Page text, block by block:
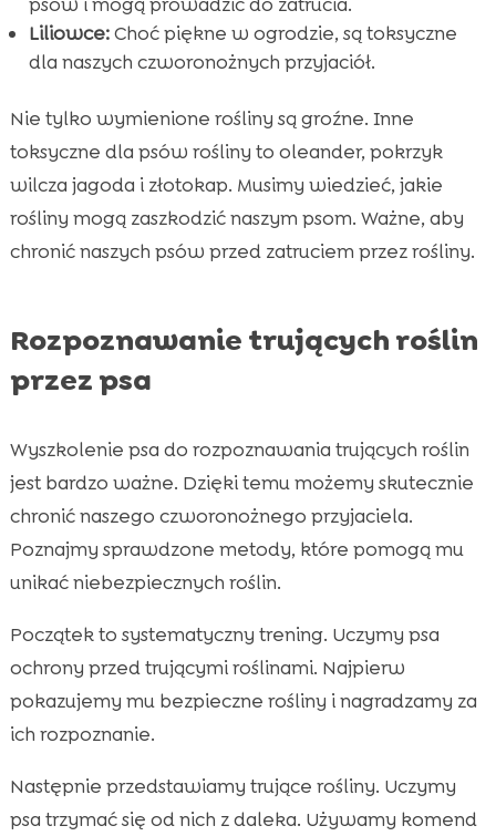
Liliowce:Choć piękne w ogrodzie, są toksyczne
dla naszych czworonożnych przyjaciół.
Nie tylko wymienione rośliny są groźne. Inne
toksyczne dla psów rośliny to oleander, pokrzyk
wilcza jagoda i złotokap. Musimy wiedzieć, jakie
rośliny mogą zaszkodzić naszym psom. Ważne, aby
chronić naszych psów przed zatruciem przez rośliny.
Rozpoznawanie trujących roślin
przez psa
Wyszkolenie psa do rozpoznawania trujących roślin
jest bardzo ważne. Dzięki temu możemy skutecznie
chronić naszego czworonożnego przyjaciela.
Poznajmy sprawdzone metody, które pomogą mu
unikać niebezpiecznych roślin.
Początek to systematyczny trening. Uczymy psa
ochrony przed trującymi roślinami. Najpierw
pokazujemy mu bezpieczne rośliny i nagradzamy za
ich rozpoznanie.
Następnie przedstawiamy trujące rośliny. Uczymy
psa trzymać się od nich z daleka. Używamy komend